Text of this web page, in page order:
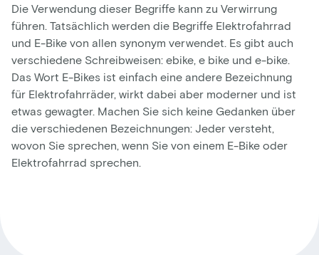
Die Verwendung dieser Begriffe kann zu Verwirrung
führen. Tatsächlich werden die Begriffe Elektrofahrrad
und E-Bike von allen synonym verwendet. Es gibt auch
verschiedene Schreibweisen: ebike, e bike und e-bike.
Das Wort E-Bikes ist einfach eine andere Bezeichnung
für Elektrofahrräder, wirkt dabei aber moderner und ist
etwas gewagter. Machen Sie sich keine Gedanken über
die verschiedenen Bezeichnungen: Jeder versteht,
wovon Sie sprechen, wenn Sie von einem E-Bike oder
Elektrofahrrad sprechen.